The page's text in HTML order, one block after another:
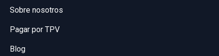
Sobre nosotros
Pagar por TPV
Blog